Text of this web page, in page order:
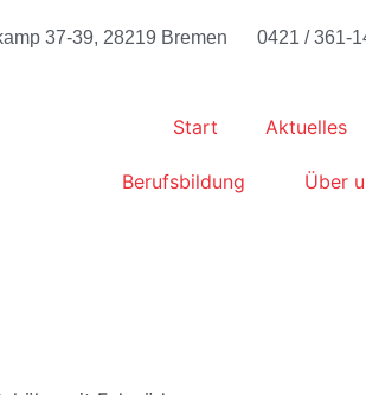
37-39, 28219 Bremen 0421 / 361-
Start Aktuelles
Berufsbildung Über